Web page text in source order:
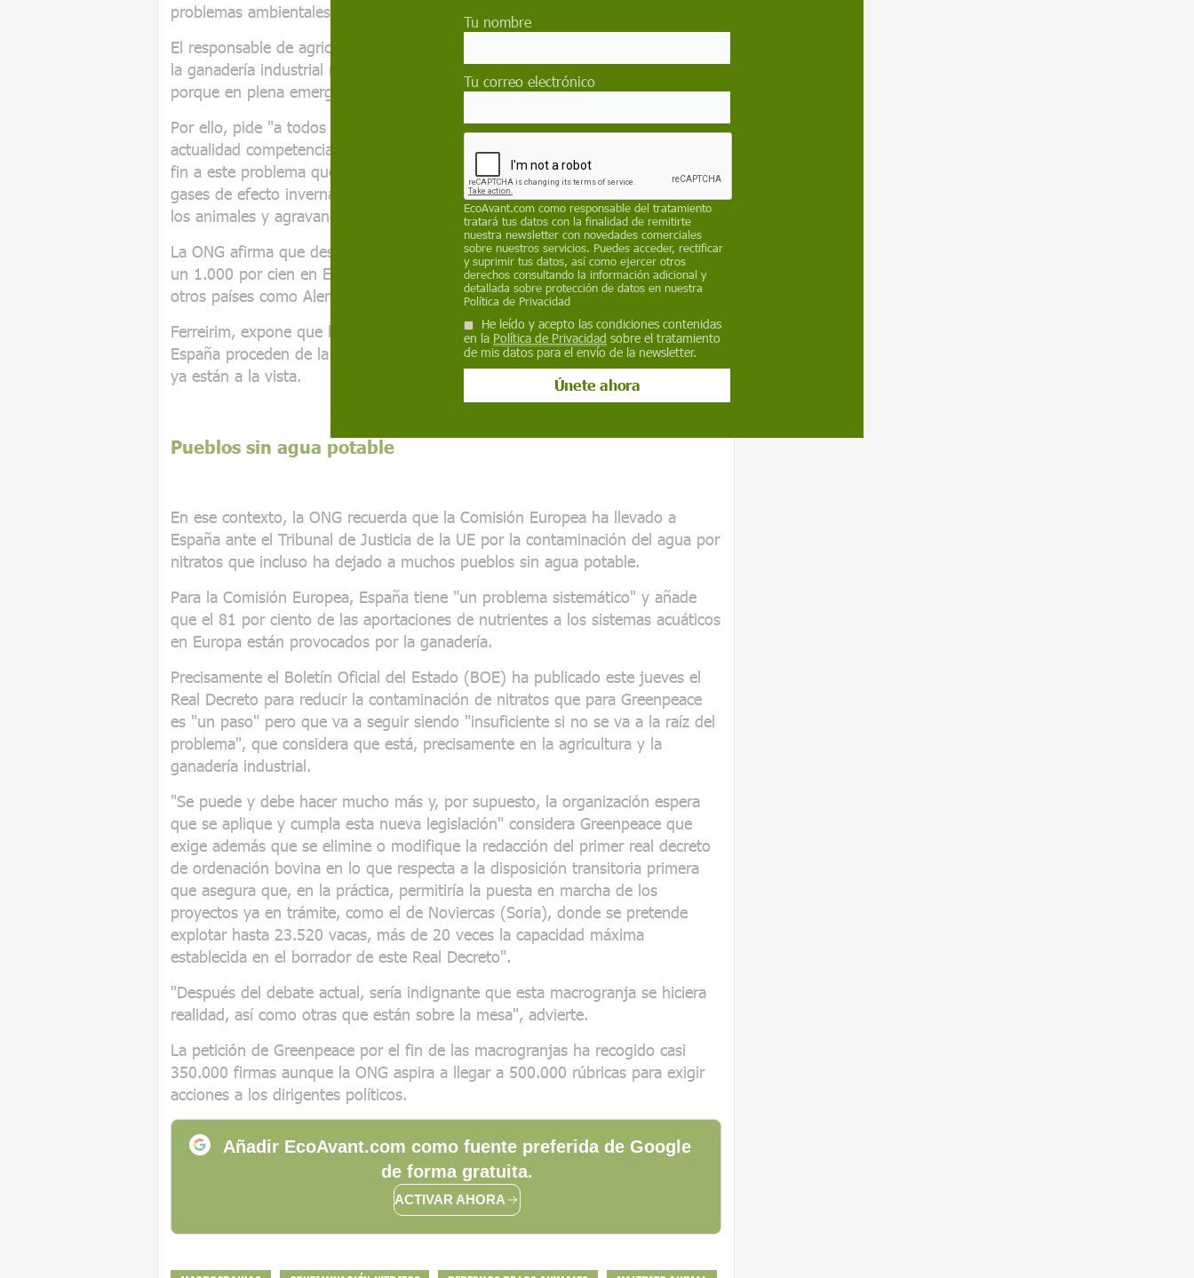
problemas ambientales" en España.
El responsable de agricultura de Greenpeace España, Luís Ferreirim, exige que
la ganadería industrial no se convierta en un "arma electoral arrojadiza"
porque en plena emergencia climática "no hay tiempo que perder".
Por ello, pide "a todos los partidos" y en particular a quienes tienen en la
actualidad competencias sobre las macrogranjas "responsabilidad" para poner
fin a este problema que está provocando el incremento de las emisiones de
gases de efecto invernadero, "envenenando las aguas del país, maltratando a
los animales y agravando la despoblación rural".
La ONG afirma que desde los años 80 la producción de carne ha crecido casi
un 1.000 por cien en España, frente al 150 por ciento de media en la UE o en
otros países como Alemanía, Dinamarca o Francia.
Ferreirim, expone que la "inmensa" mayoría de alimentos de origen animal en
España proceden de la ganadería industrial y asegura que sus consecuencias
ya están a la vista.
Pueblos sin agua potable
En ese contexto, la ONG recuerda que la Comisión Europea ha llevado a
España ante el Tribunal de Justicia de la UE por la contaminación del agua por
nitratos que incluso ha dejado a muchos pueblos sin agua potable.
Para la Comisión Europea, España tiene "un problema sistemático" y añade
que el 81 por ciento de las aportaciones de nutrientes a los sistemas acuáticos
en Europa están provocados por la ganadería.
Precisamente el Boletín Oficial del Estado (BOE) ha publicado este jueves el
Real Decreto para reducir la contaminación de nitratos que para Greenpeace
es "un paso" pero que va a seguir siendo "insuficiente si no se va a la raíz del
problema", que considera que está, precisamente en la agricultura y la
ganadería industrial.
"Se puede y debe hacer mucho más y, por supuesto, la organización espera
que se aplique y cumpla esta nueva legislación" considera Greenpeace que
exige además que se elimine o modifique la redacción del primer real decreto
de ordenación bovina en lo que respecta a la disposición transitoria primera
que asegura que, en la práctica, permitiría la puesta en marcha de los
proyectos ya en trámite, como el de Noviercas (Soria), donde se pretende
explotar hasta 23.520 vacas, más de 20 veces la capacidad máxima
establecida en el borrador de este Real Decreto".
"Después del debate actual, sería indignante que esta macrogranja se hiciera
realidad, así como otras que están sobre la mesa", advierte.
La petición de Greenpeace por el fin de las macrogranjas ha recogido casi
350.000 firmas aunque la ONG aspira a llegar a 500.000 rúbricas para exigir
acciones a los dirigentes políticos.
Añadir EcoAvant.com como fuente preferida de Google
de forma gratuita.
ACTIVAR AHORA
Tu nombre
Tu correo electrónico
EcoAvant.com como responsable del tratamiento
tratará tus datos con la finalidad de remitirte
nuestra newsletter con novedades comerciales
sobre nuestros servicios. Puedes acceder, rectificar
y suprimir tus datos, así como ejercer otros
derechos consultando la información adicional y
detallada sobre protección de datos en nuestra
Política de Privacidad
He leído y acepto las condiciones contenidas
en la Política de Privacidad sobre el tratamiento
de mis datos para el envío de la newsletter.